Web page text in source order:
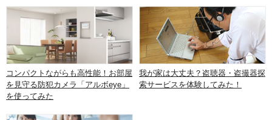
コンパクトながらも高性能！お部屋
を見守る防犯カメラ「アルボeye」
を使ってみた
我が家は大丈夫？盗聴器・盗撮器探
索サービスを体験してみた！